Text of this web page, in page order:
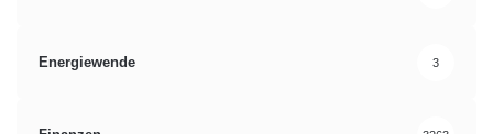
Energiewende 3